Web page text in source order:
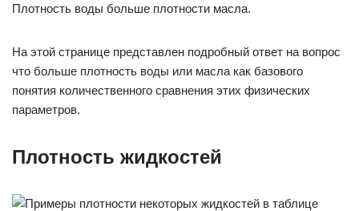
Плотность воды больше плотности масла.
На этой странице представлен подробный ответ на вопрос
что больше плотность воды или масла как базового
понятия количественного сравнения этих физических
параметров.
Плотность жидкостей